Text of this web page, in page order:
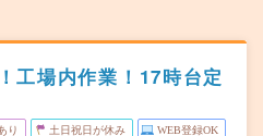
工場内作業！17時台定
り 土日祝日が休み WEB登録OK